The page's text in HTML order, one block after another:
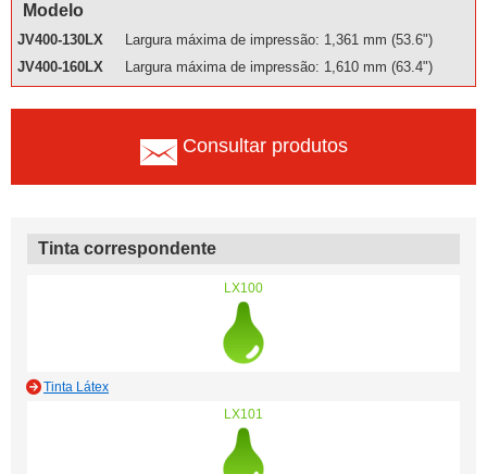
Modelo
JV400-130LX
Largura máxima de impressão: 1,361 mm (53.6")
JV400-160LX
Largura máxima de impressão: 1,610 mm (63.4")
Consultar produtos
Tinta correspondente
LX100
Tinta Látex
LX101